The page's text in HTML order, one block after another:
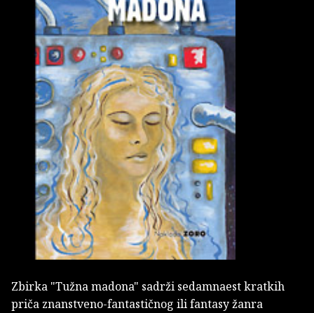
Zbirka "Tužna madona" sadrži sedamnaest kratkih
priča znanstveno-fantastičnog ili fantasy žanra